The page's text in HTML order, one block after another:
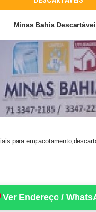
Minas Bahia
para
Ver Endereço /